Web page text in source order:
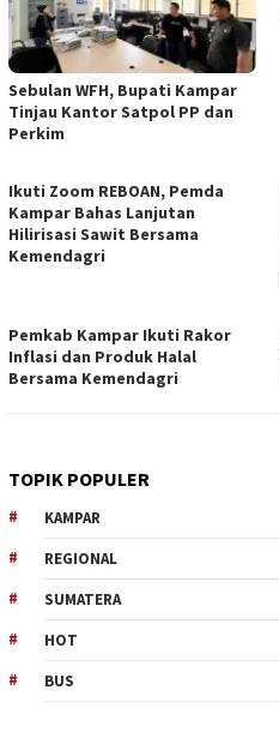
Sebulan WFH, Bupati Kampar
Tinjau Kantor Satpol PP dan
Perkim
Ikuti Zoom REBOAN, Pemda
Kampar Bahas Lanjutan
Hilirisasi Sawit Bersama
Kemendagri
Pemkab Kampar Ikuti Rakor
Inflasi dan Produk Halal
Bersama Kemendagri
TOPIK POPULER
KAMPAR
REGIONAL
SUMATERA
HOT
BUS